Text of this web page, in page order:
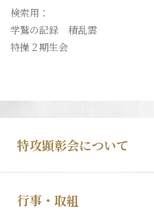
特攻隊について
検索用：
学鷲の記録 積乱雲
特操２期生会
特攻顕彰会について
新着情報
行事・取組